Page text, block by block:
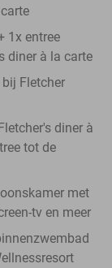
1x entree
diner à la carte
Fletcher
diner à
tot de
met
tv en meer